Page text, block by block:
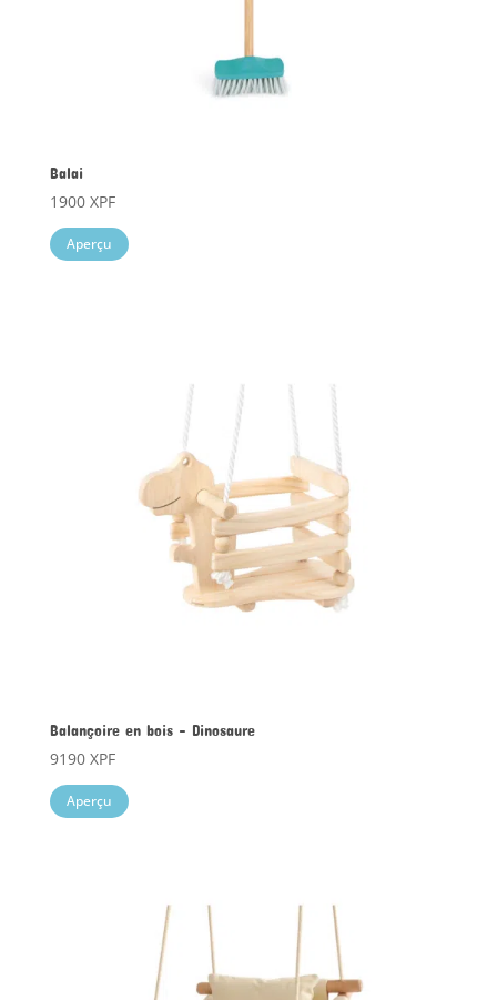
Balai
1900 XPF
Aperçu
Balançoire en bois – Dinosaure
9190 XPF
Aperçu